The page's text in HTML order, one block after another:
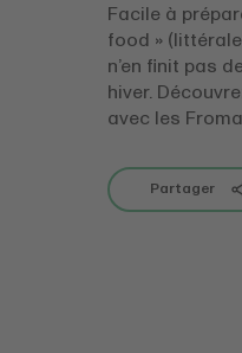
Facile à
food »
n’en finit pas
hiver.
avec les
Partager